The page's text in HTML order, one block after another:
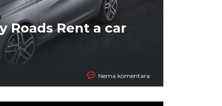
Roads Rent a car
Nema komentara